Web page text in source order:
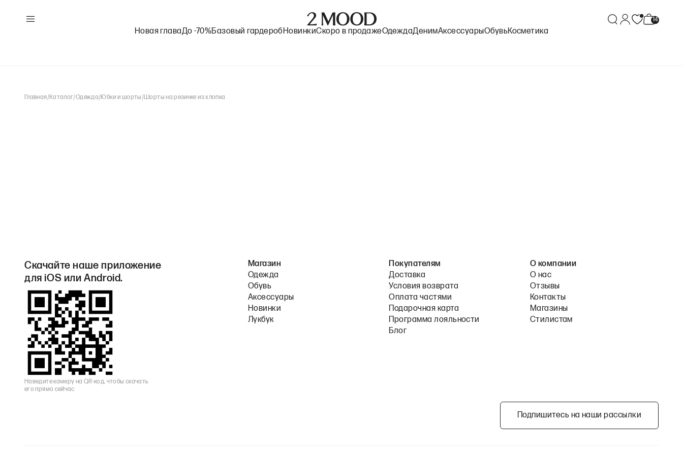
Новая главаДо -70%Базовый гардероб НовинкиСкоро в продажеОдеждаДенимАксессуарыОбувьКосметика
Главная/Каталог/Одежда/Юбки и шорты /Шорты на резинке из хлопка
Скачайте наше приложение
для iOS или Android.
Наведите камеру на QR-код, чтобы скачать
его прямо сейчас
Магазин
Одежда
Обувь
Аксессуары
Новинки
Лукбук
Покупателям
Доставка
Условия возврата
Оплата частями
Подарочная карта
Программа лояльности
Блог
О компании
О нас
Отзывы
Контакты
Магазины
Стилистам
Подпишитесь на наши рассылки